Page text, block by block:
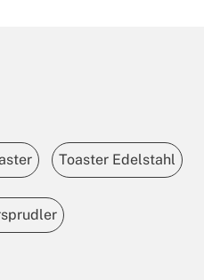
Toaster Edelstahl